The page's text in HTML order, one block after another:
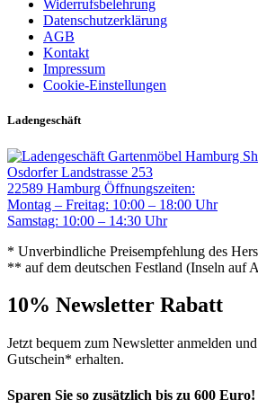
Widerrufsbelehrung
Datenschutzerklärung
AGB
Kontakt
Impressum
Cookie-Einstellungen
Ladengeschäft
Gartenmöbel Hamburg
Osdorfer Landstrasse 253
22589 Hamburg Öffnungszeiten:
Montag – Freitag: 10:00 – 18:00 Uhr
Samstag: 10:00 – 14:30 Uhr
* Unverbindliche Preisempfehlung des
** auf dem deutschen Festland (Inseln auf
10% Newsletter Rabatt
Jetzt bequem zum Newsletter anmelden
Gutschein* erhalten.
Sparen Sie so zusätzlich bis zu 600 Euro!